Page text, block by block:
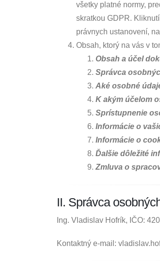
všetky platné normy,
skratkou GDPR.
právnych ustanovení,
Obsah, ktorý na vás v
Obsah a účel
Správca
Aké osobné
K akým účelom
Sprístupnenie
Informácie o
Informácie o
Ďalšie dôležité
Zmluva o
II. Správca
Ing. Vladislav Hofrík, IČO:
Kontaktný e-mail: